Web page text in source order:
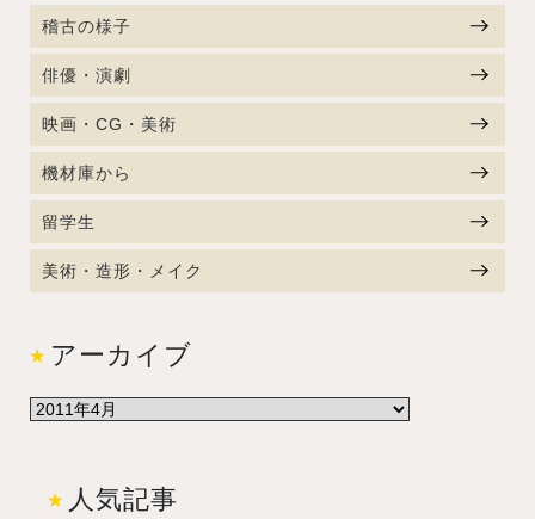
稽古の様子
俳優・演劇
映画・CG・美術
機材庫から
留学生
美術・造形・メイク
アーカイブ
人気記事